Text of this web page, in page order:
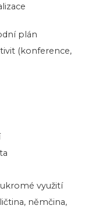
plán
(konference,
využití
němčina,